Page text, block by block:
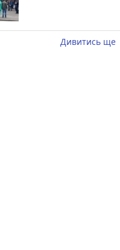
Дивитись ще